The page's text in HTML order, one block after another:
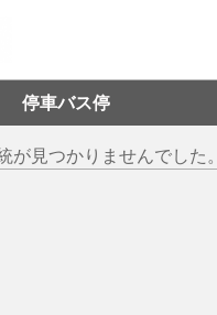
停車バス停
が見つかりませんでした。